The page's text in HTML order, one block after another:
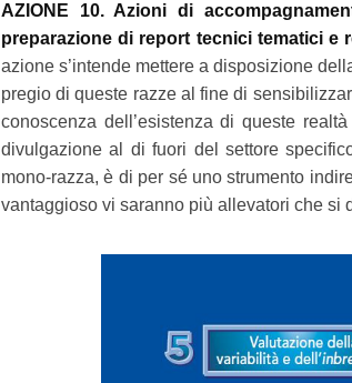
AZIONE 10. Azioni di
preparazione di report tecnici tematici
azione s’intende mettere a disposizione
pregio di queste razze al fine di
conoscenza dell’esistenza di queste
divulgazione al di fuori del settore
mono-razza, è di per sé uno strumento
vantaggioso vi saranno più allevatori che si